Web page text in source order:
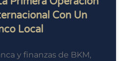
Con Un
Local
y finanzas de BKM,